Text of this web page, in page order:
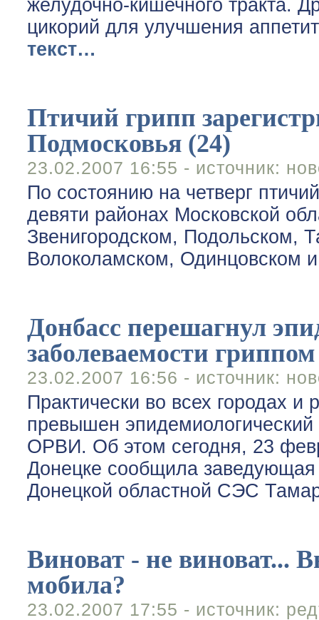
желудочно-кишечного тракта.
цикорий для улучшения
текст…
Птичий грипп
Подмосковья (24)
23.02.2007 16:55 - источник:
По состоянию на четверг
девяти районах Московской
Звенигородском, Подольском,
Волоколамском, Одинцовском
Донбасс перешагнул
заболеваемости
23.02.2007 16:56 - источник:
Практически во всех городах
превышен
ОРВИ. Об этом сегодня, 23
Донецке сообщила
Донецкой областной СЭС
Виноват - не виноват...
мобила?
23.02.2007 17:55 - источник: